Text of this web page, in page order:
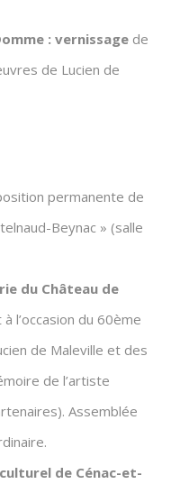
: vernissagede
de Lucien de
permanente de
Beynac » (salle
du Château de
l’occasion du 60ème
de Maleville et des
de l’artiste
Assemblée
de Cénac-et-